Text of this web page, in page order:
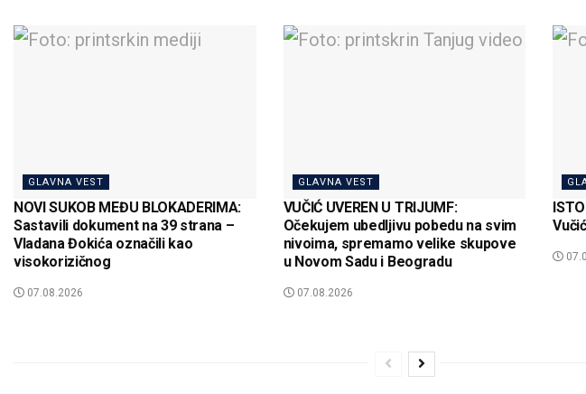
GLAVNA VEST
NOVI SUKOB MEĐU BLOKADERIMA:
Sastavili dokument na 39 strana –
Vladana Đokića označili kao
visokorizičnog
07.08.2026
GLAVNA VEST
VUČIĆ UVEREN U TRIJUMF:
Očekujem ubedljivu pobedu na svim
nivoima, spremamo velike skupove
u Novom Sadu i Beogradu
07.08.2026